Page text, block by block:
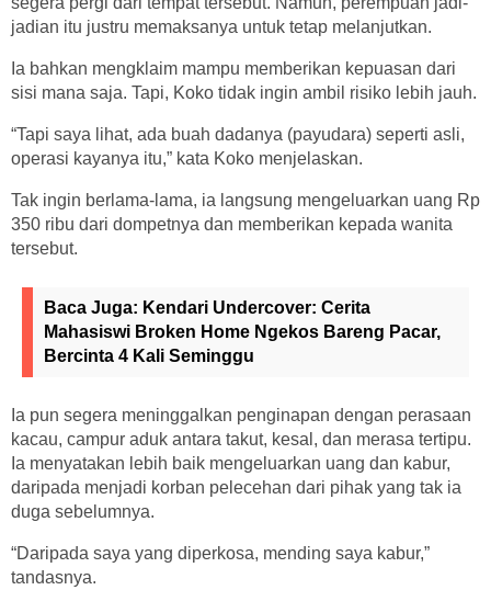
jadian itu justru memaksanya untuk tetap melanjutkan.
Ia bahkan mengklaim mampu memberikan kepuasan dari
sisi mana saja. Tapi, Koko tidak ingin ambil risiko lebih jauh.
“Tapi saya lihat, ada buah dadanya (payudara) seperti asli,
operasi kayanya itu,” kata Koko menjelaskan.
Tak ingin berlama-lama, ia langsung mengeluarkan uang Rp
350 ribu dari dompetnya dan memberikan kepada wanita
tersebut.
Baca Juga: Kendari Undercover: Cerita
Mahasiswi Broken Home Ngekos Bareng Pacar,
Bercinta 4 Kali Seminggu
Ia pun segera meninggalkan penginapan dengan perasaan
kacau, campur aduk antara takut, kesal, dan merasa tertipu.
Ia menyatakan lebih baik mengeluarkan uang dan kabur,
daripada menjadi korban pelecehan dari pihak yang tak ia
duga sebelumnya.
“Daripada saya yang diperkosa, mending saya kabur,”
tandasnya.